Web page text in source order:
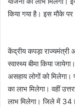
किया गया है। इस मौके पर
केंद्रीय कपड़ा
स्वास्थ्य बीमा किया
असहाय लोगों को
का लाभ मिलेगा। वहीं
लाभ मिलेगा। जिले में 34